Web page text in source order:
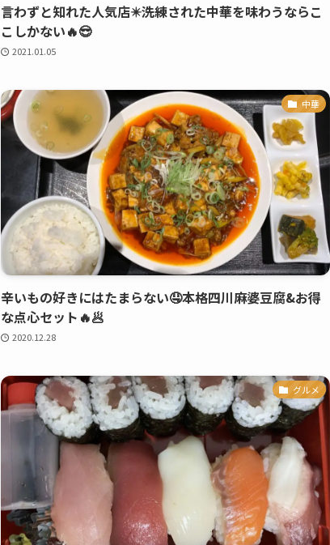
言わずと知れた人気店✴️洗練された中華を味わうならこ
こしかない🔥😎
2021.01.05
中華
辛いもの好きにはたまらない🤤本格四川麻婆豆腐&お得
な点心セット🔥🥟
2020.12.28
グルメ